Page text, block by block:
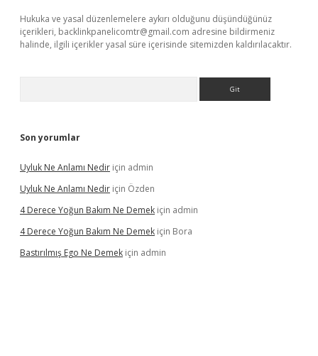
Hukuka ve yasal düzenlemelere aykırı olduğunu düşündüğünüz
içerikleri, backlinkpanelicomtr@gmail.com adresine bildirmeniz
halinde, ilgili içerikler yasal süre içerisinde sitemizden kaldırılacaktır.
Son yorumlar
Uyluk Ne Anlamı Nedir için admin
Uyluk Ne Anlamı Nedir için Özden
4 Derece Yoğun Bakım Ne Demek için admin
4 Derece Yoğun Bakım Ne Demek için Bora
Bastırılmış Ego Ne Demek için admin